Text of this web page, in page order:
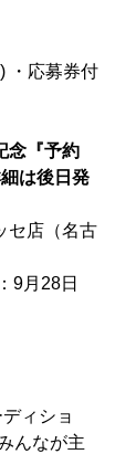
・応募券付
念『予約
は後日発
セ店（名古
9月28日
ィショ
んなが主